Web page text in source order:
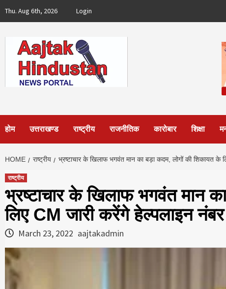
Thu. Aug 6th, 2026 Login
होम उत्तराखण्ड राष्ट्रीय राजनीतिक कारोबार शिक्षा
HOME राष्ट्रीय भ्रष्‍टाचार के खिलाफ भगवंत मान का बड़ा कदम, लोगों की शिकायत के
राष्ट्रीय
भ्रष्‍टाचार के खिलाफ भगवंत मान
लिए CM जारी करेंगे हेल्पलाइन नंबर
March 23, 2022 aajtakadmin